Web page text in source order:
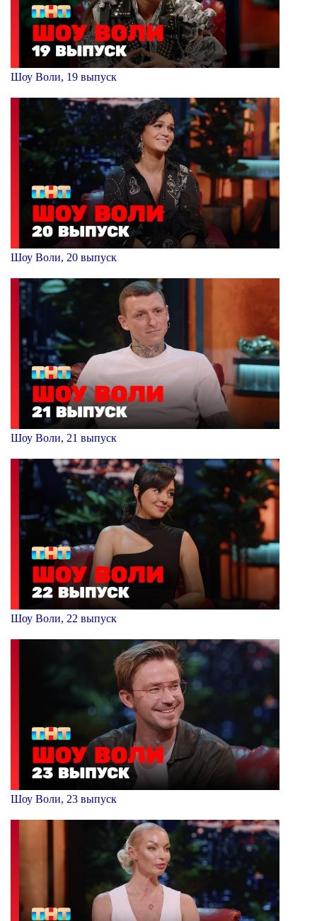
Шоу Воли, 19 выпуск
Шоу Воли, 20 выпуск
Шоу Воли, 21 выпуск
Шоу Воли, 22 выпуск
Шоу Воли, 23 выпуск